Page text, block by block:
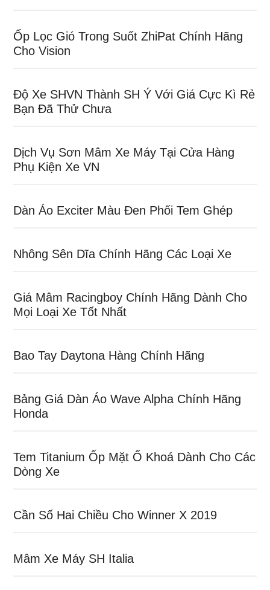
Ốp Lọc Gió Trong Suốt ZhiPat Chính Hãng
Cho Vision
Độ Xe SHVN Thành SH Ý Với Giá Cực Kì Rẻ
Bạn Đã Thử Chưa
Dịch Vụ Sơn Mâm Xe Máy Tại Cửa Hàng
Phụ Kiện Xe VN
Dàn Áo Exciter Màu Đen Phối Tem Ghép
Nhông Sên Dĩa Chính Hãng Các Loại Xe
Giá Mâm Racingboy Chính Hãng Dành Cho
Mọi Loại Xe Tốt Nhất
Bao Tay Daytona Hàng Chính Hãng
Bảng Giá Dàn Áo Wave Alpha Chính Hãng
Honda
Tem Titanium Ốp Mặt Ổ Khoá Dành Cho Các
Dòng Xe
Cần Số Hai Chiều Cho Winner X 2019
Mâm Xe Máy SH Italia